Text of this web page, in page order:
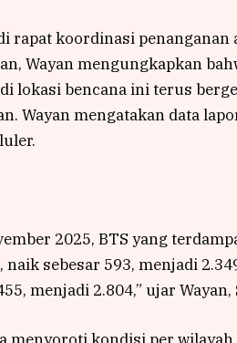
rapat koordinasi
Wayan mengungkapkan
lokasi bencana ini terus
Wayan mengatakan data
2025, BTS yang
naik sebesar 593, menjadi
menjadi 2.804,” ujar